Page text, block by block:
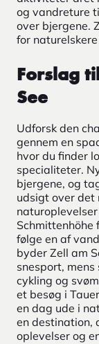
og vandreture
over bjergene.
for
Forslag
See
Udforsk den
gennem en
hvor du finder
specialiteter.
bjergene, og
udsigt over det
følge en af
byder Zell am
snesport,
cykling og
et besøg i
en dag ude i
en destination,
oplevelser og